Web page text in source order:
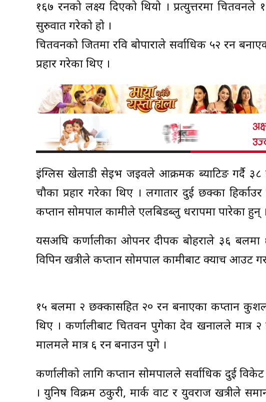
१६७ रनको लक्ष्य दिएको थियो । प्रत्युत्तरमा
सुरुवात गरेको हो ।
चितवनको जितमा रवि बोपाराले सर्वाधिक ५२ रन
प्रहार गरेका थिए ।
इंग्लिस खेलाडी सेइभ जइवले आक्रमक ब्याटिङ गर्दै
चौका प्रहार गरेका थिए । लगातार दुई छक्का
कप्तान सोमपाल कामीले एलबिडब्लु धरापमा पारेका हुन् ।
यसअघि कर्णालीका ओपनर दीपक बोहराले ३६
विपिन खत्रीले कप्तान सोमपाल कामीबाट क्याच आउट
१५ बलमा २ छक्कासहित २० रन बनाएका कप्तान
थिए । कर्णालीबाट चितवन पुगेका देव खनालले मात्र
मालमले मात्र ६ रन बनाउन पुगे ।
कर्णालीको लागि कप्तान सोमपालले सर्वाधिक दुई
। युनिष विक्रम ठकुरी, मार्क वाट र युवराज खत्रीले